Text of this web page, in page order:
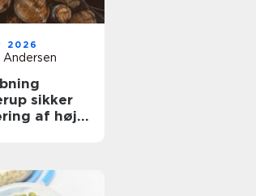
2026
Andersen
af høje